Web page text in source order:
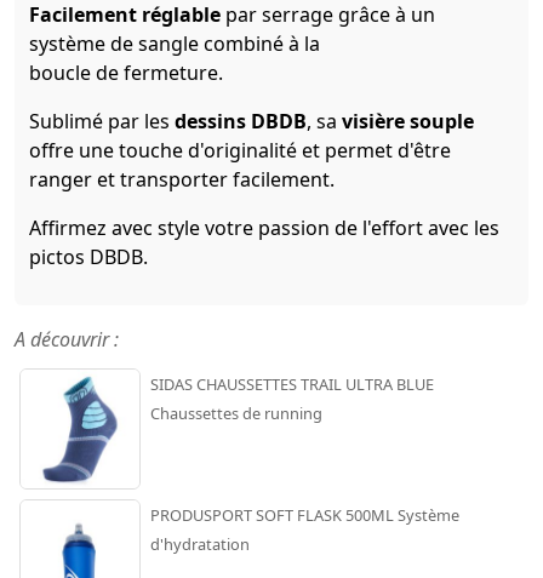
Facilement réglable par serrage grâce à un
système de sangle combiné à la
boucle de fermeture.
Sublimé par les dessins DBDB, sa visière souple
offre une touche d'originalité et permet d'être
ranger et transporter facilement.
Affirmez avec style votre passion de l'effort avec les
pictos DBDB.
A découvrir :
SIDAS CHAUSSETTES TRAIL ULTRA BLUE
Chaussettes de running
PRODUSPORT SOFT FLASK 500ML Système
d'hydratation